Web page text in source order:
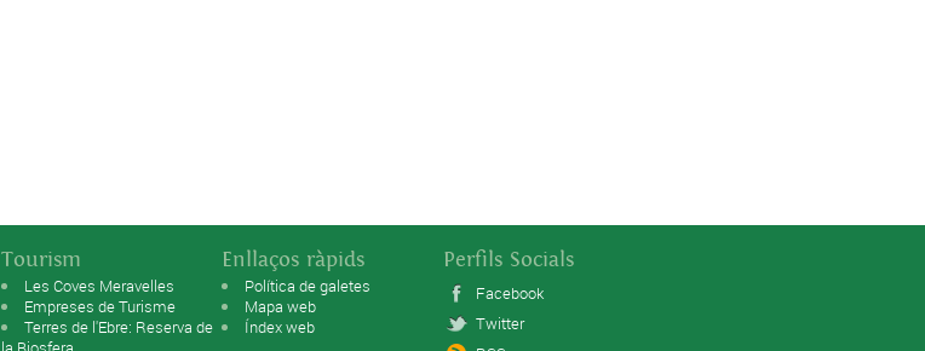
Tourism
Les Coves Meravelles
Empreses de Turisme
Terres de l'Ebre: Reserva de
Enllaços ràpids
Política de galetes
Mapa web
Índex web
Perfils Socials
Facebook
Twitter